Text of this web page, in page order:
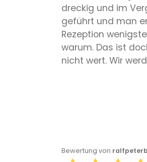
dreckig und im
geführt und man
Rezeption
warum. Das ist
nicht wert. Wir
Bewertung von